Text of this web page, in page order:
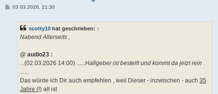
B03.03.2026, 21:30
scotty10 hat geschrieben: ↑
Nabend Allerseits ,
@ audio23 :
...(02.03.2026 14:00) ......Hallgeber ist bestellt und kommt da jetzt rein .
......
Das würde ich Dir auch empfehlen , weil Dieser - inzwischen - auch 35
Jahre (!) alt ist